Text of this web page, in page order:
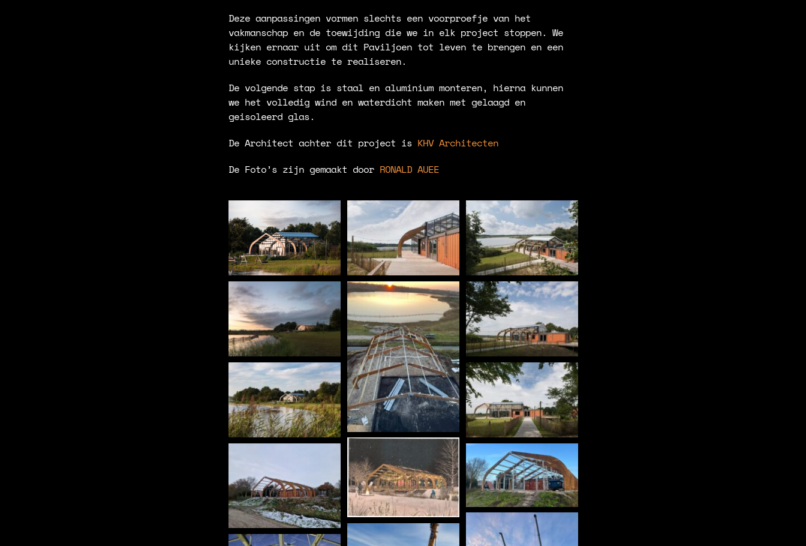
Deze aanpassingen vormen slechts een voorproefje van het
vakmanschap en de toewijding die we in elk project stoppen. We
kijken ernaar uit om dit Paviljoen tot leven te brengen en een
unieke constructie te realiseren.
De volgende stap is staal en aluminium monteren, hierna kunnen
we het volledig wind en waterdicht maken met gelaagd en
geisoleerd glas.
De Architect achter dit project is KHV Architecten
De Foto’s zijn gemaakt door RONALD AUEE